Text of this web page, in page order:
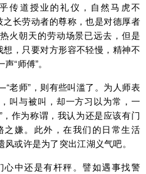
传道授业的礼仪，自然马虎不
之长劳动者的尊称，也是对德厚者
火朝天的劳动场景已远去，但是
想，只要对方形容不轻慢，精神不
“师傅”。
老师”，则有些叫滥了。为人师表
叫与被叫，却一方习以为常，一
，作为称谓，我认为还是应该有门
嫌。此外，在我们的日常生活
或许是为了突出江湖义气吧。
中还是有杆秤。譬如遇事找警